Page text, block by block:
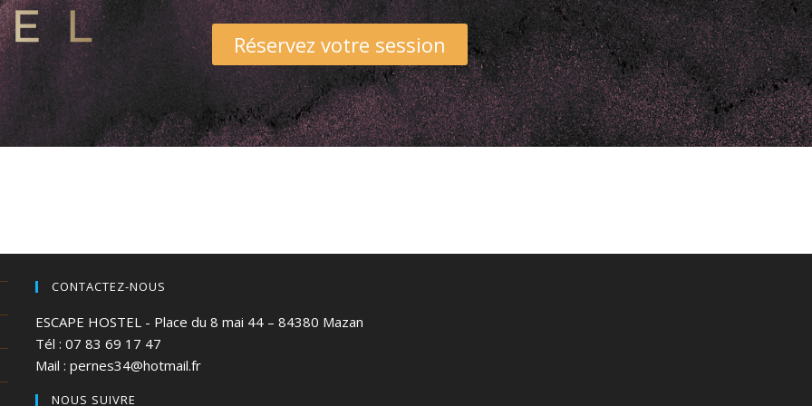
Réservez votre session
CONTACTEZ-NOUS
ESCAPE HOSTEL - Place du 8 mai 44 – 84380 Mazan
Tél : 07 83 69 17 47
Mail : pernes34@hotmail.fr
NOUS SUIVRE